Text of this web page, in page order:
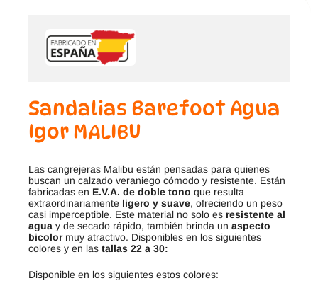
Sandalias Barefoot Agua
Igor MALIBU
Las cangrejeras Malibu están pensadas para quienes
buscan un calzado veraniego cómodo y resistente. Están
fabricadas en E.V.A. de doble tono que resulta
extraordinariamente ligero y suave, ofreciendo un peso
casi imperceptible. Este material no solo es resistente al
agua y de secado rápido, también brinda un aspecto
bicolormuy atractivo. Disponibles en los siguientes
colores y en las tallas 22 a 30:
Disponible en los siguientes estos colores: